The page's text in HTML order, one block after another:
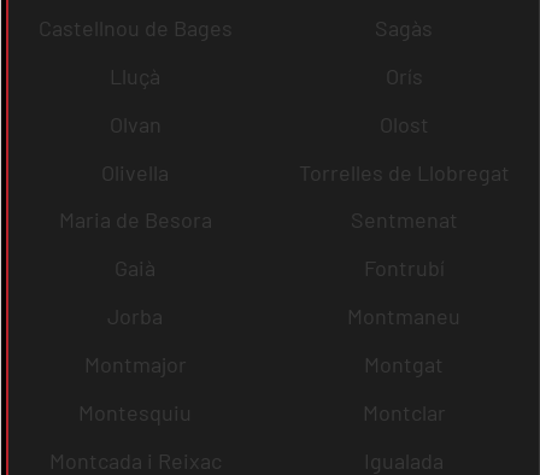
Castellnou de Bages
Sagàs
Lluçà
Orís
Olvan
Olost
Olivella
Torrelles de Llobregat
Maria de Besora
Sentmenat
Gaià
Fontrubí
Jorba
Montmaneu
Montmajor
Montgat
Montesquiu
Montclar
Montcada i Reixac
Igualada